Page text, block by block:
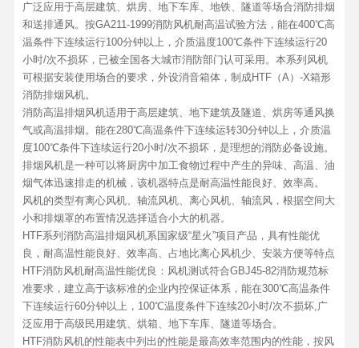
广泛应用于高层建筑、烘房、地下车库、地铁、隧道等场合消防排烟
和送排通风。按GA211-1999消防风机耐高温试验方法，能在400℃高
温条件下连续运行100分钟以上，介质温度100℃条件下连续运行20
小时/次不损坏，已被全国各大城市消防部门认可采用。本系列风机
可根据安装使用场合的要求，外设消音箱体，制成HTF（A）-X箱形
消防排烟风机。
消防高温排烟风机适用于高层建筑、地下建筑及隧道、烘房等通风换
气或高温排烟。能在280℃高温条件下连续运转30分钟以上，介质温
度100℃条件下连续运行20小时/次不损坏，是理想的消防必备设施。
排烟风机是一种可以将厨房中加工食物过程中产生的异味、高温、油
烟气体迅速排走的机械，该机器特点是耐高温性能良好、效率高。
风机的类型有离心风机、轴流风机、离心风机、轴流风，根据空间大
小和排烟罩的布置情况选择适合小大的机器。
HTF系列消防高温排烟风机系国家级“星火”项目产品，具有性能优
良，耐高温性能良好、效率高、占地比离心风机少、安装方便等特点
HTF消防风机耐高温性能优良：风机测试符合GBJ45-82消防规范标
准要求，建立高于该标准的企业内控保证体系，能在300℃高温条件
下连续运行60分钟以上，100℃温度条件下连续20小时/次不损坏,广
泛应用于高级民用建筑、烘箱、地下车库、隧道等场合。
HTF消防风机的性能表中列出的性能是最高效率范围内的性能，按风